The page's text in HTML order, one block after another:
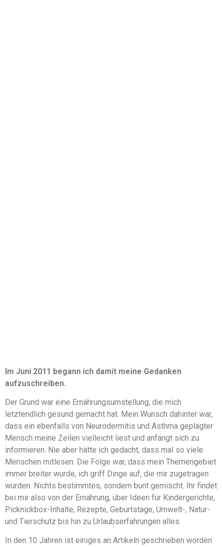
Im Juni 2011 begann ich damit meine Gedanken
aufzuschreiben.
Der Grund war eine Ernährungsumstellung, die mich
letztendlich gesund gemacht hat. Mein Wunsch dahinter war,
dass ein ebenfalls von Neurodermitis und Asthma geplagter
Mensch meine Zeilen vielleicht liest und anfängt sich zu
informieren. Nie aber hätte ich gedacht, dass mal so viele
Menschen mitlesen. Die Folge war, dass mein Themengebiet
immer breiter wurde, ich griff Dinge auf, die mir zugetragen
wurden. Nichts bestimmtes, sondern bunt gemischt. Ihr findet
bei mir also von der Ernährung, über Ideen für Kindergerichte,
Picknickbox-Inhalte, Rezepte, Geburtstage, Umwelt-, Natur-
und Tierschutz bis hin zu Urlaubserfahrungen alles.
In den 10 Jahren ist einiges an Artikeln geschrieben worden